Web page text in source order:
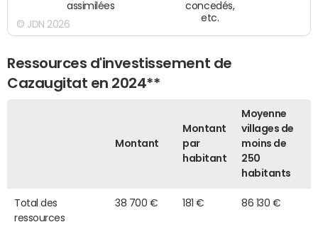
assimilées
concedés,
etc.
© JDN 2026
Ressources d'investissement de
Cazaugitat en 2024**
Montant
Montant
par
habitant
Moyenne
villages de
moins de
250
habitants
Total des
ressources
38 700 € 181 € 86 130 €